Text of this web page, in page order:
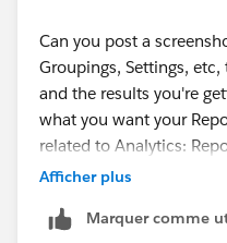
Can you post a
Groupings, Settings,
and the results you're
what you want your
related to Analytics:
really helpful
Afficher plus
Marquer comme